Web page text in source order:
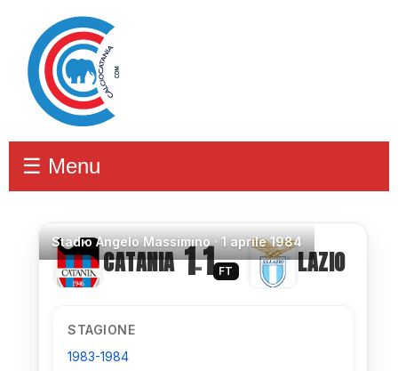
☰ Menu
StadioAngelo Massimino ·1 aprile 1984
CATANIA 1–1 FT LAZIO
STAGIONE
1983-1984